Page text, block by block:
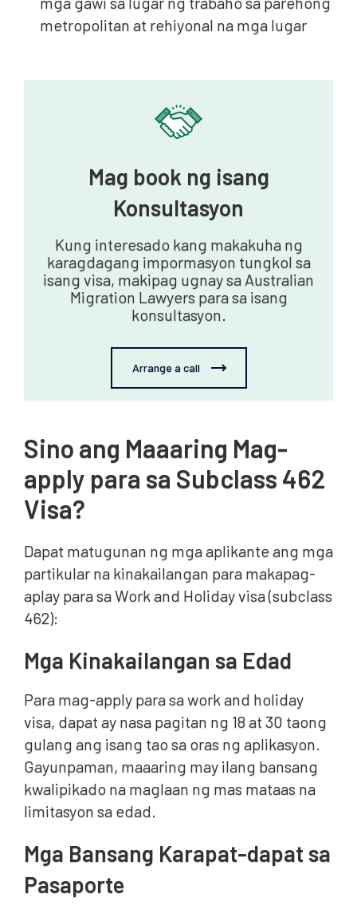
metropolitan at rehiyonal na mga lugar
Mag book ng isang
Konsultasyon
Kung interesado kang makakuha ng
karagdagang impormasyon tungkol sa
isang visa, makipag ugnay sa Australian
Migration Lawyers para sa isang
konsultasyon.
Arrange a call
Sino ang Maaaring Mag-
apply para sa Subclass 462
Visa?
Dapat matugunan ng mga aplikante ang mga
partikular na kinakailangan para makapag-
aplay para sa Work and Holiday visa (subclass
462):
Mga Kinakailangan sa Edad
Para mag-apply para sa work and holiday
visa, dapat ay nasa pagitan ng 18 at 30 taong
gulang ang isang tao sa oras ng aplikasyon.
Gayunpaman, maaaring may ilang bansang
kwalipikado na maglaan ng mas mataas na
limitasyon sa edad.
Mga Bansang Karapat-dapat sa
Pasaporte